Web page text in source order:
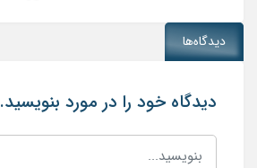
دیدگاه‌ها
دیدگاه خود را در مورد بنویسید.